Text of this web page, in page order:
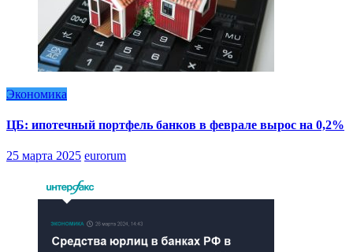
Экономика
ЦБ: ипотечный портфель банков в феврале вырос на 0,2%
25 марта 2025 eurorum